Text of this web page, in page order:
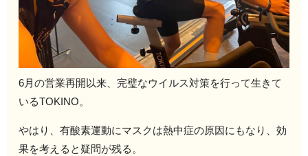
6月の営業再開以来、完璧なウイルス対策を行って生きて
いるTOKINO。
やはり、有酸素運動にマスクは熱中症の原因にもなり、効
果を考えると疑問が残る。